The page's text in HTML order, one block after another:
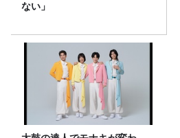
ない」